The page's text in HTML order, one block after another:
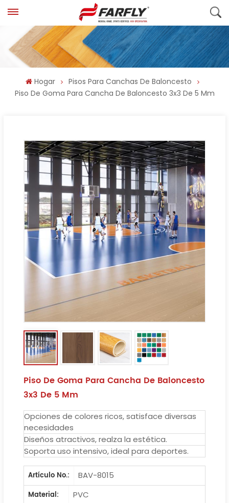
Hogar
Pisos Para Canchas De Baloncesto
Piso De Goma Para Cancha De Baloncesto 3x3 De 5 Mm
Piso De Goma Para Cancha De Baloncesto
3x3 De 5 Mm
Opciones de colores ricos, satisface diversas
necesidades
Diseños atractivos, realza la estética.
Soporta uso intensivo, ideal para deportes.
Artículo No.:
BAV-8015
Material:
PVC